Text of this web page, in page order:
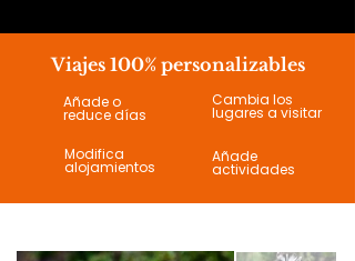
Viajes 100% personalizables
Añade o
reduce días
Cambia los
lugares a visitar
Modifica
alojamientos
Añade
actividades